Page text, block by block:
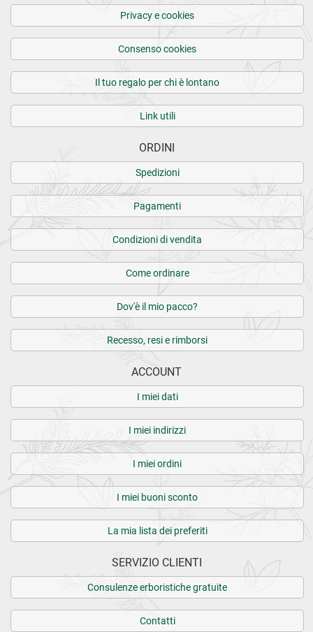
Privacy e cookies
Consenso cookies
Il tuo regalo per chi è lontano
Link utili
ORDINI
Spedizioni
Pagamenti
Condizioni di vendita
Come ordinare
Dov'è il mio pacco?
Recesso, resi e rimborsi
ACCOUNT
I miei dati
I miei indirizzi
I miei ordini
I miei buoni sconto
La mia lista dei preferiti
SERVIZIO CLIENTI
Consulenze erboristiche gratuite
Contatti